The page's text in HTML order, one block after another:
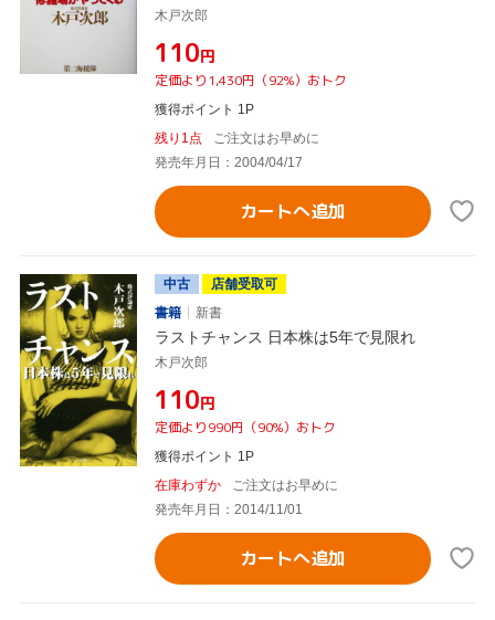
木戸次郎
¥110円
定価より1,430円（92%）おトク
獲得ポイント 1P
残り1点
ご注文はお早めに
発売年月日：2004/04/17
カートへ追加
中古
店舗受取可
書籍
新書
ラストチャンス 日本株は5年で見限れ
木戸次郎
¥110円
定価より990円（90%）おトク
獲得ポイント 1P
在庫わずか
ご注文はお早めに
発売年月日：2014/11/01
カートへ追加